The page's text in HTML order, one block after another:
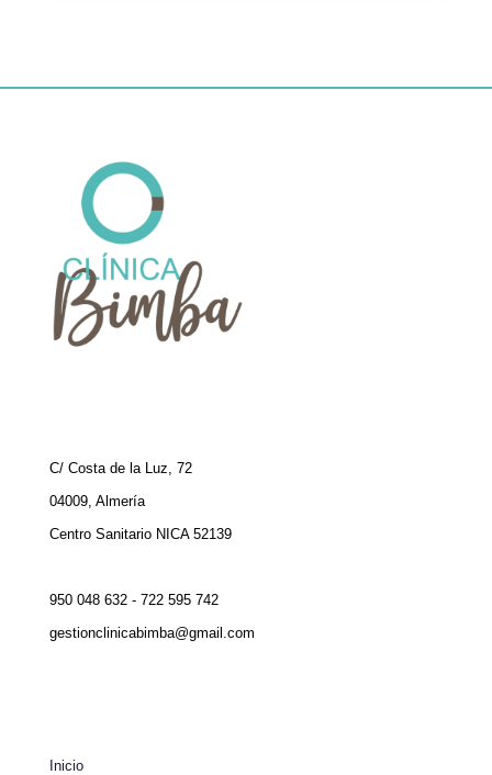
C/ Costa de la Luz, 72
04009, Almería
Centro Sanitario NICA 52139
950 048 632 - 722 595 742
gestionclinicabimba@gmail.com
Inicio